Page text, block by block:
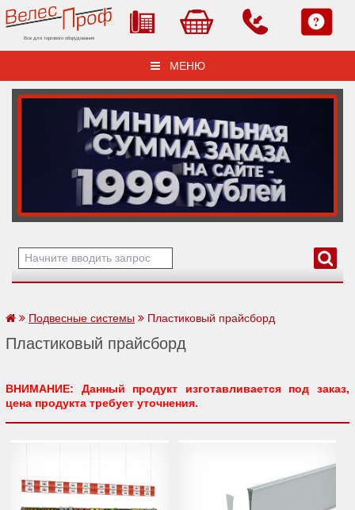
Все для торгового оборудования
МЕНЮ
Подвесные системы Пластиковый прайсборд
Пластиковый прайсборд
ВНИМАНИЕ: Данный продукт изготавливается под заказ,
цена продукта требует уточнения.